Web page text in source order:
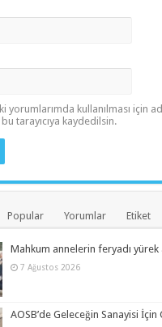
yorumlarımda kullanılması için
tarayıcıya kaydedilsin.
Popular Yorumlar Etiket
Mahkum annelerin feryadı yürek
7 Ağustos 2026
AOSB’de Geleceğin Sanayisi İçin